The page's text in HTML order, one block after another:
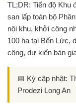
TL;DR: Tiến độ Khu
san lấp toàn bộ
nội khu, khởi công
100 ha tại Bến Lức,
công, dự kiến bàn
📅 Kỳ cập nhật:
Prodezi Long An